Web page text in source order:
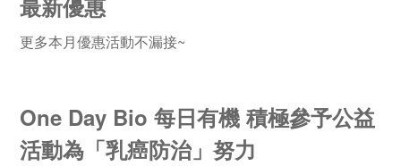
最新優惠
更多本月優惠活動不漏接~
One Day Bio 每日有機 積極參予公益
活動為 「乳癌防治 」努力